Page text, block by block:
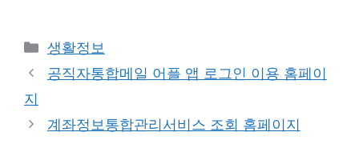
Categories
생활정보
공직자통합메일 어플 앱 로그인 이용 홈페이
지
계좌정보통합관리서비스 조회 홈페이지